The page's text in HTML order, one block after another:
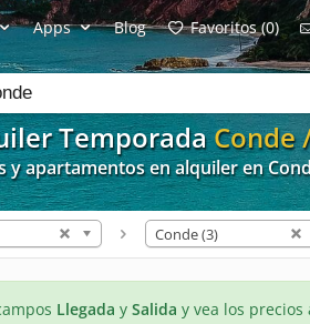
TemporadaConde
y apartamentos en alquiler en
Apps Blog Favoritos (0)
Conde (3)
Llegada y Salida y vea los